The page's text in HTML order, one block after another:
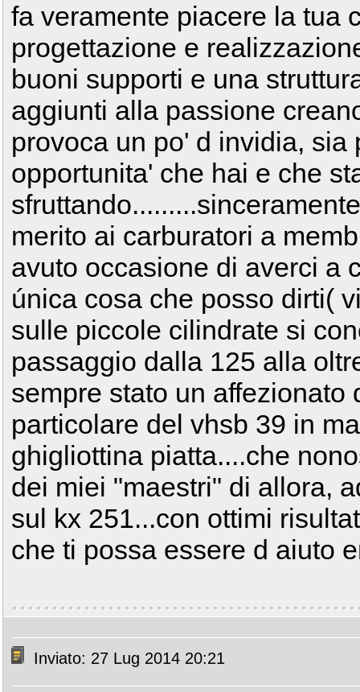
fa veramente piacere la tua
progettazione e
buoni supporti e una
aggiunti alla passione
provoca un po' d invidia, sia
opportunita' che hai e che
merito ai carburatori a
avuto occasione di averci a
única cosa che posso dirti(
sulle piccole cilindrate si
passaggio dalla 125 alla
sempre stato un affezionato
particolare del vhsb 39 in
ghigliottina piatta....che
dei miei "maestri" di allora,
sul kx 251...con ottimi
che ti possa essere d aiuto
Inviato: 27 Lug 2014 20:21